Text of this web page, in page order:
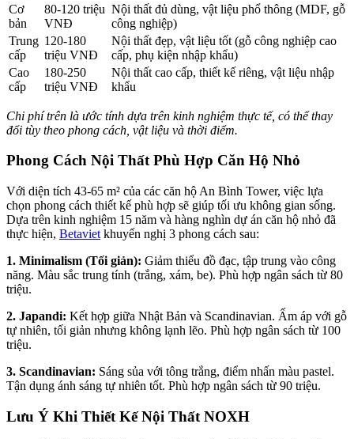
Cơ
bản
80-120 triệu
VNĐ
Nội thất đủ dùng, vật liệu phổ thông (MDF, gỗ
công nghiệp)
Trung
cấp
120-180
triệu VNĐ
Nội thất đẹp, vật liệu tốt (gỗ công nghiệp cao
cấp, phụ kiện nhập khẩu)
Cao
cấp
180-250
triệu VNĐ
Nội thất cao cấp, thiết kế riêng, vật liệu nhập
khẩu
Chi phí trên là ước tính dựa trên kinh nghiệm thực tế, có thể thay
đổi tùy theo phong cách, vật liệu và thời điểm.
Phong Cách Nội Thất Phù Hợp Căn Hộ Nhỏ
Với diện tích 43-65 m² của các căn hộ An Bình Tower, việc lựa
chọn phong cách thiết kế phù hợp sẽ giúp tối ưu không gian sống.
Dựa trên kinh nghiệm 15 năm và hàng nghìn dự án căn hộ nhỏ đã
thực hiện, Betaviet khuyến nghị 3 phong cách sau:
1. Minimalism (Tối giản): Giảm thiểu đồ đạc, tập trung vào công
năng. Màu sắc trung tính (trắng, xám, be). Phù hợp ngân sách từ 80
triệu.
2. Japandi: Kết hợp giữa Nhật Bản và Scandinavian. Ấm áp với gỗ
tự nhiên, tối giản nhưng không lạnh lẽo. Phù hợp ngân sách từ 100
triệu.
3. Scandinavian: Sáng sủa với tông trắng, điểm nhấn màu pastel.
Tận dụng ánh sáng tự nhiên tốt. Phù hợp ngân sách từ 90 triệu.
Lưu Ý Khi Thiết Kế Nội Thất NOXH